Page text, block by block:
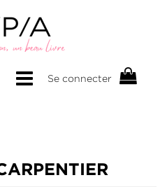
Se connecter